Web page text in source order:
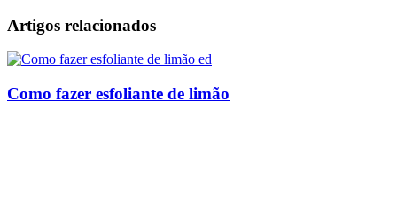
Artigos relacionados
Como fazer esfoliante de limão